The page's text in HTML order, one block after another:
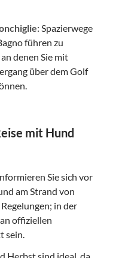
Spazierwege
führen zu
denen Sie mit
über dem Golf
mit Hund
Sie sich vor
am Strand von
in der
offiziellen
sein.